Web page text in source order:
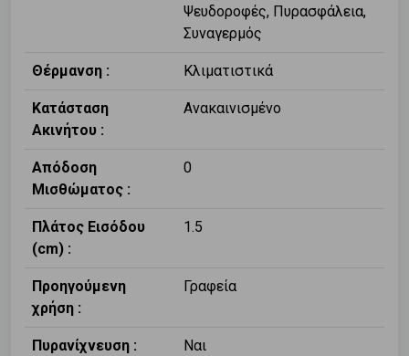
Ψευδοροφές, Πυρασφάλεια,
Συναγερμός
Θέρμανση : Κλιματιστικά
Κατάσταση
Ακινήτου :
Ανακαινισμένο
Απόδοση
Μισθώματος :
0
Πλάτος Εισόδου
(cm) :
1.5
Προηγούμενη
χρήση :
Γραφεία
Πυρανίχνευση : Ναι